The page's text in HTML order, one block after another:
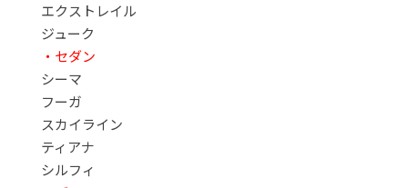
エクストレイル
ジューク
・セダン
シーマ
フーガ
スカイライン
ティアナ
シルフィ